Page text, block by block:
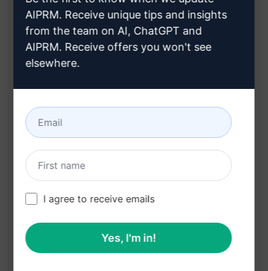
Beneficios:
Obtén consejos profesionales sin costo
Mejora la visibilidad de tu negocio en las redes
sociales
Incrementa tu presencia y alcance en
plataformas digitales
Haz clic en el botón "¡Pruébalo en ChatGPT!" para
descubrir cómo esta consulta gratuita en redes
sociales puede impulsar el éxito de tu negocio en
línea.
AIPRM. Receive unique tips and insights
from the team on AI, ChatGPT and
AIPRM. Receive offers you won't see
elsewhere.
I agree to receive emails
Yes, I'm in!